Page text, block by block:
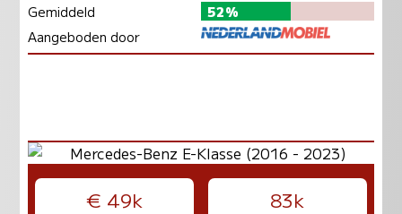
Gemiddeld
52%
Aangeboden door
€ 49k 83k